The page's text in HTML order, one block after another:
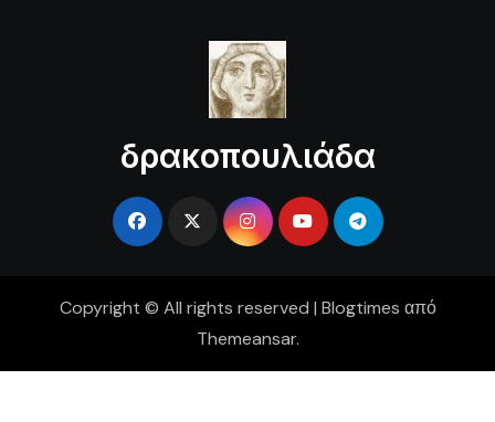
δρακοπουλιάδα
Copyright © All rights reserved | Blogtimes από
Themeansar.